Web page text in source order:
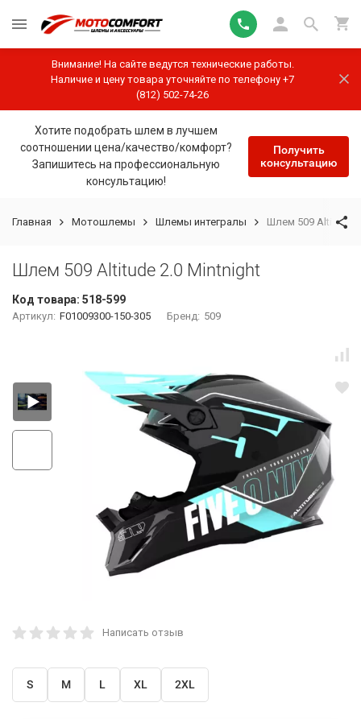
Внимание! На сайте ведутся технические работы.
Наличие и цену товара уточняйте по телефону +7
(812) 502-74-26
Хотите подобрать шлем в лучшем
соотношении цена/качество/комфорт?
Запишитесь на профессиональную
консультацию!
Получить
консультацию
Главная Мотошлемы Шлемы интегралы Шлем 509 Altitude
Шлем 509 Altitude 2.0 Mintnight
Код товара: 518-599
Артикул: F01009300-150-305 Бренд: 509
Написать отзыв
S M L XL 2XL